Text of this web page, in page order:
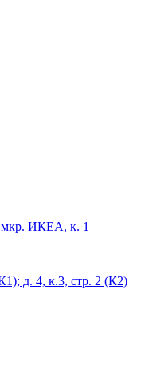
ИКЕА, к. 1
д. 4, к.3, стр. 2 (К2)